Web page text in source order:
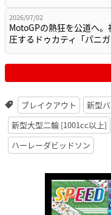
2026/07/02
MotoGPの熱狂を公道へ
圧するドゥカティ「パニ
ブレイクアウト
新型
新型大型二輪 [1001cc以上]
ハーレーダビッドソン